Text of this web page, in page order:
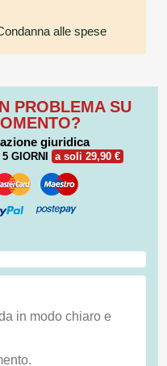
alle spese
PROBLEMA SU
giuridica
GIORNI a soli 29,90 €